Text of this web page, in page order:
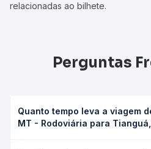
relacionadas ao bilhete.
Perguntas
Quanto tempo leva a viagem
MT - Rodoviária para Tianguá,